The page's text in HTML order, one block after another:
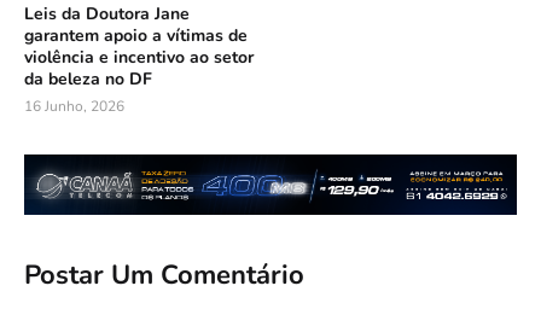
Leis da Doutora Jane
garantem apoio a vítimas de
violência e incentivo ao setor
da beleza no DF
16 Junho, 2026
Postar Um Comentário